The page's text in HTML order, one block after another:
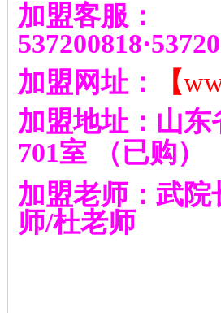
加盟客服：
537200818·
加盟网址：
【
加盟地址：山
701室
（已购）
加盟老师：武院
师/杜老师